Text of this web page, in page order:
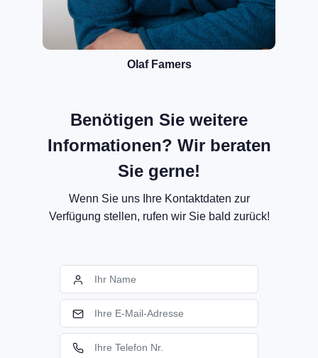
Olaf Famers
Benötigen Sie weitere
Informationen? Wir beraten
Sie gerne!
Wenn Sie uns Ihre Kontaktdaten zur
Verfügung stellen, rufen wir Sie bald zurück!